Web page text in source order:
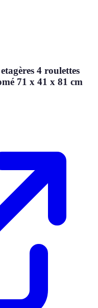
4 roulettes
71 x 41 x 81 cm